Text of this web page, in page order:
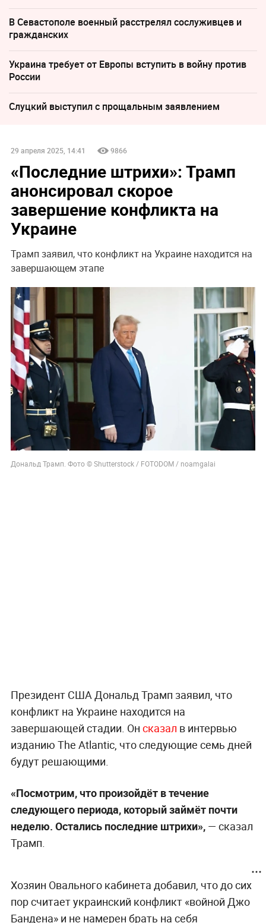
В Севастополе военный расстрелял сослуживцев и
гражданских
Украина требует от Европы вступить в войну против
России
Слуцкий выступил с прощальным заявлением
29 апреля 2025, 14:41 9866
«Последние штрихи»: Трамп
анонсировал скорое
завершение конфликта на
Украине
Трамп заявил, что конфликт на Украине находится на
завершающем этапе
Дональд Трамп. Фото © Shutterstock / FOTODOM / noamgalai
Президент США Дональд Трамп заявил, что
конфликт на Украине находится на
завершающей стадии. Он сказал в интервью
изданию The Atlantic, что следующие семь дней
будут решающими.
«Посмотрим, что произойдёт в течение
следующего периода, который займёт почти
неделю. Остались последние штрихи»,— сказал
Трамп.
Хозяин Овального кабинета добавил, что до сих
пор считает украинский конфликт «войной Джо
Бандена» и не намерен брать на себя